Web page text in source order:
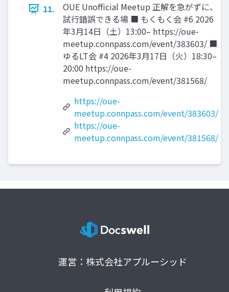
11.
OUE Unofficial Meetup 正解を急がずに、
試行錯誤できる場 ■ もくもく会 #6 2026
年3月14日（土）13:00– https://oue-
meetup.connpass.com/event/383603/ ■
ゆるLT会 #4 2026年3月17日（火）18:30–
20:00 https://oue-
meetup.connpass.com/event/381568/
https://oue-
meetup.connpass.com/event/383603/
https://oue-
meetup.connpass.com/event/381568/
運営：株式会社アプルーシッド